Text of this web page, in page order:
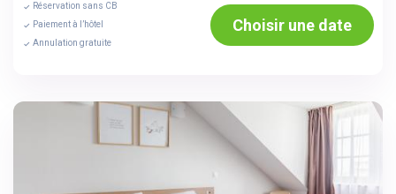
Réservation sans CB
Paiement à l’hôtel
Annulation gratuite
Choisir une date